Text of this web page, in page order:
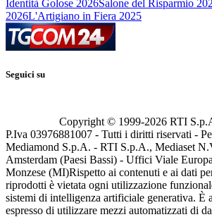
Identità Golose 2026Salone del Risparmio
2026L'Artigiano in Fiera 2025
Seguici su
Copyright © 1999-2026 RTI
P.Iva 03976881007 - Tutti i diritti riservati -
Mediamond S.p.A. - RTI S.p.A., Mediaset
Amsterdam (Paesi Bassi) - Uffici Viale
Monzese (MI)Rispetto ai contenuti e ai dati
riprodotti è vietata ogni utilizzazione
sistemi di intelligenza artificiale generativa. È
espresso di utilizzare mezzi automatizzati di